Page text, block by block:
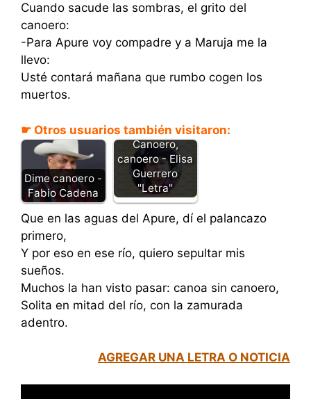
Cuando sacude las sombras, el grito del
canoero:
-Para Apure voy compadre y a Maruja me la
llevo:
Usté contará mañana que rumbo cogen los
muertos.
☛ Otros usuarios también visitaron:
Dime canoero -
Fabio Cadena
Canoero,
canoero - Elisa
Guerrero
"Letra"
Que en las aguas del Apure, dí el palancazo
primero,
Y por eso en ese río, quiero sepultar mis
sueños.
Muchos la han visto pasar: canoa sin canoero,
Solita en mitad del río, con la zamurada
adentro.
AGREGAR UNA LETRA O NOTICIA